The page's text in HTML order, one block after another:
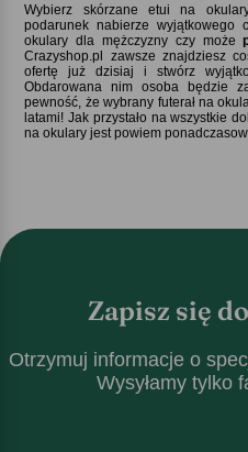
Wybierz skórzane etui na
podarunek nabierze
okulary dla mężczyzny czy może
Crazyshop.pl zawsze znajdziesz
ofertę już dzisiaj i stwórz
Obdarowana nim osoba będzie
pewność, że wybrany futerał na
latami! Jak przystało na wszystkie
na okulary jest powiem
Zapisz się
Otrzymuj informacje o
Wysyłamy tylko